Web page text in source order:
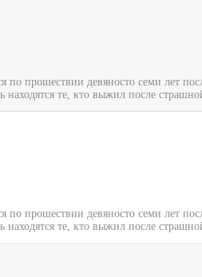
по прошествии девяносто семи лет
те, кто выжил после
по прошествии девяносто семи лет
находятся те, кто выжил после